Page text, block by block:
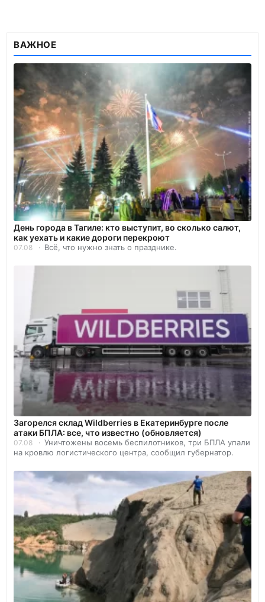
ВАЖНОЕ
День города в Тагиле: кто выступит, во сколько салют,
как уехать и какие дороги перекроют
07.08 Всё, что нужно знать о празднике.
Загорелся склад Wildberries в Екатеринбурге после
атаки БПЛА: все, что известно (обновляется)
07.08
Уничтожены восемь беспилотников, три БПЛА упали
на кровлю логистического центра, сообщил губернатор.